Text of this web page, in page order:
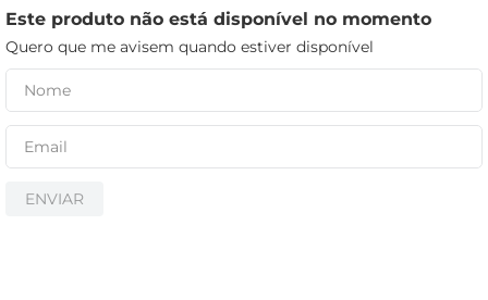
Este produto não está disponível no momento
Quero que me avisem quando estiver disponível
ENVIAR
papel higiênico
cerveja